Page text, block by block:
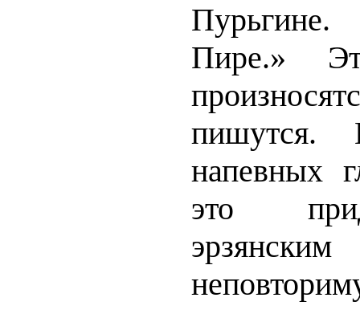
Пире.»
напевных
это